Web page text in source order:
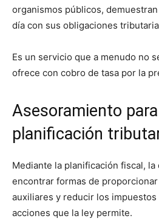
organismos públicos,
día con sus obligaciones
Es un servicio que a menudo no
ofrece con cobro de tasa por la
Asesoramiento
planificación
Mediante la planificación fiscal, la
encontrar formas de
auxiliares y reducir los impuestos
acciones que la ley permite.